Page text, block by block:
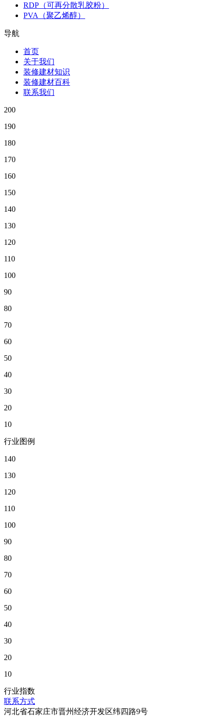
RDP（可再分散乳胶粉）
PVA（聚乙烯醇）
导航
首页
关于我们
装修建材知识
装修建材百科
联系我们
200
190
180
170
160
150
140
130
120
110
100
90
80
70
60
50
40
30
20
10
行业图例
140
130
120
110
100
90
80
70
60
50
40
30
20
10
行业指数
联系方式
河北省石家庄市晋州经济开发区纬四路9号